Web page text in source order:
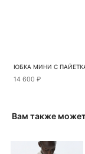
ЮБКА МИНИ С
14 600 ₽
Вам также